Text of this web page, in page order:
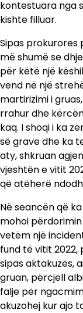
kontestuara nga
kishte filluar.
Sipas prokurores
më shumë se
për këtë një
vend në një
martirizimi i
rrahur dhe
kaq. I shoqi i ka
së grave dhe ka
aty, shkruan
vjeshtën e vitit
që atëherë
Në seancën që
mohoi
vetëm një
fund të vitit 2022,
sipas aktakuzës,
gruan, përcjell
falje për
akuzohej kur ajo